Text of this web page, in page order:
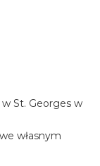
St. Georges w
własnym